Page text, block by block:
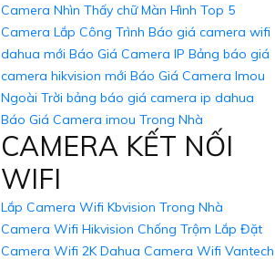
Camera Nhìn Thấy chữ Màn Hình Top 5
Camera Lắp Công Trình Báo giá camera wifi
dahua mới Báo Giá Camera IP Bảng báo giá
camera hikvision mới Báo Giá Camera Imou
Ngoài Trời bảng báo giá camera ip dahua
Báo Giá Camera imou Trong Nhà
CAMERA KẾT NỐI
WIFI
Lắp Camera Wifi Kbvision Trong Nhà
Camera Wifi Hikvision Chống Trộm Lắp Đặt
Camera Wifi 2K Dahua Camera Wifi Vantech